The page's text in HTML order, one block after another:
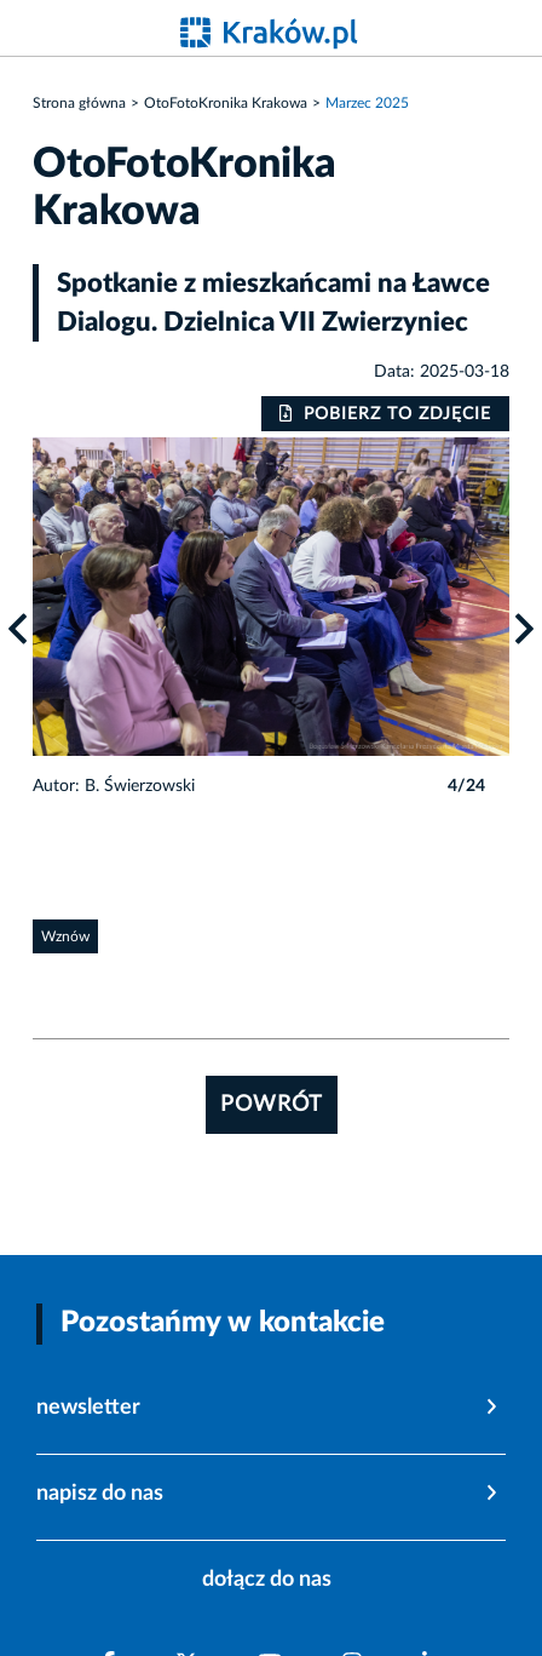
Strona główna OtoFotoKronika Krakowa Marzec 2025
OtoFotoKronika
Krakowa
Spotkanie z mieszkańcami na Ławce
Dialogu. Dzielnica VII Zwierzyniec
Data: 2025-03-18
POBIERZ TO ZDJĘCIE
Autor: B. Świerzowski 4/24
Wznów
POWRÓT
Pozostańmy w kontakcie
newsletter
napisz do nas
dołącz do nas